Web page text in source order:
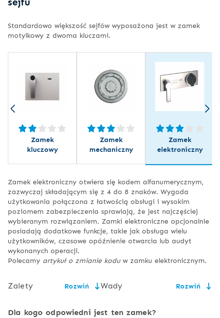
Standardowo większość sejfów wyposażona jest w zamek
motylkowy z dwoma kluczami.
Zamek
kluczowy
Zamek
mechaniczny
Zamek
elektroniczny
Zamek elektroniczny otwiera się kodem alfanumerycznym,
zazwyczaj składającym się z 4 do 8 znaków. Wygoda
użytkowania połączona z łatwością obsługi i wysokim
poziomem zabezpieczenia sprawiają, że jest najczęściej
wybieranym rozwiązaniem. Zamki elektroniczne opcjonalnie
posiadają dodatkowe funkcje, takie jak obsługa wielu
użytkowników, czasowe opóźnienie otwarcia lub audyt
wykonanych operacji.
Polecamy artykuł o zmianie koduw zamku elektronicznym.
Zalety Rozwiń
łatwość obsługi,
Wady Rozwiń
konieczność wymiany baterii,
Dla kogo odpowiedni jest ten zamek?